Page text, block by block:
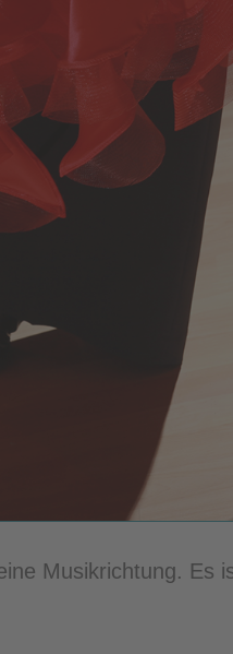
Musikrichtung. Es